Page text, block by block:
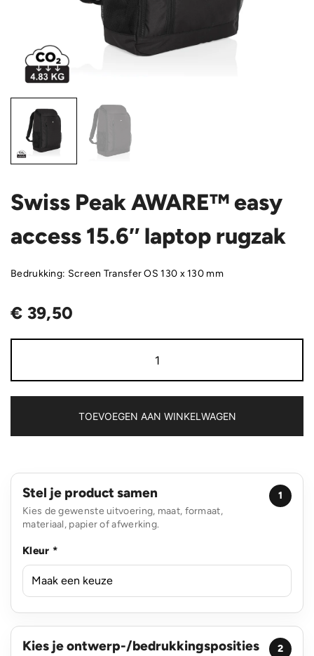
Swiss Peak AWARE™ easy
access 15.6″ laptop rugzak
Bedrukking: Screen Transfer OS 130 x 130 mm
€ 39,50
Peak
access
15.6"
rugzak
TOEVOEGEN AAN WINKELWAGEN
Stel je product samen
Kies de gewenste uitvoering, maat, formaat,
materiaal, papier of afwerking.
1
Kleur *
Kies je ontwerp-/bedrukkingsposities 2